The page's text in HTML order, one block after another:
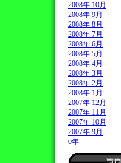
2008年 10月
2008年 9月
2008年 8月
2008年 7月
2008年 6月
2008年 5月
2008年 4月
2008年 3月
2008年 2月
2008年 1月
2007年 12月
2007年 11月
2007年 10月
2007年 9月
0年